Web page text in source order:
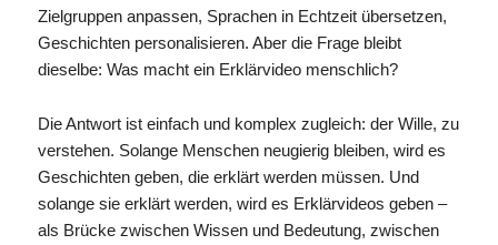
Zielgruppen anpassen, Sprachen in Echtzeit übersetzen,
Geschichten personalisieren. Aber die Frage bleibt
dieselbe: Was macht ein Erklärvideo menschlich?
Die Antwort ist einfach und komplex zugleich: der Wille, zu
verstehen. Solange Menschen neugierig bleiben, wird es
Geschichten geben, die erklärt werden müssen. Und
solange sie erklärt werden, wird es Erklärvideos geben –
als Brücke zwischen Wissen und Bedeutung, zwischen